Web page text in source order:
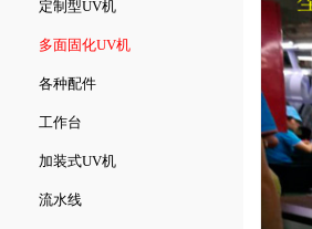
定制型UV机
多面固化UV机
各种配件
工作台
加装式UV机
流水线